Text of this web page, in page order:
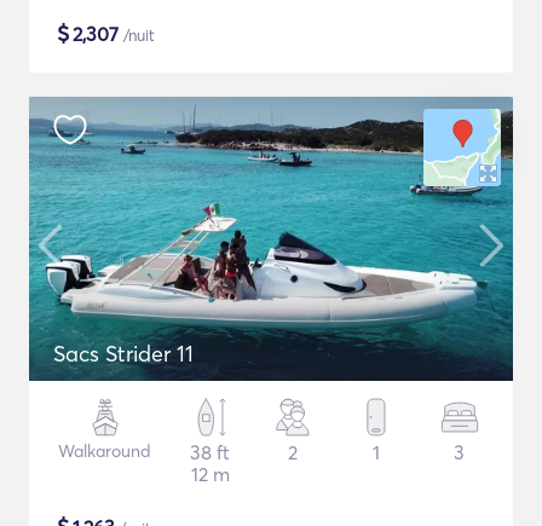
$2,307 /nuit
Sacs Strider 11
Walkaround
38 ft
12 m
2 1 3